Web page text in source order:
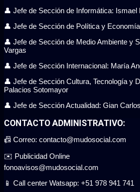
👤 Jefe de Sección de Informática: Ismael
👤 Jefe de Sección de Política y
👤 Jefe de Sección de Medio Ambiente y
Vargas
👤 Jefe de Sección Internacional: María
👤 Jefe de Sección Cultura, Tecnología y
Palacios Sotomayor
👤 Jefe de Sección Actualidad: Gian
CONTACTO ADMINISTRATIVO:
📠 Correo: contacto@mudosocial.com
✉️ Publicidad Online
fonoavisos@mudosocial.com
📱 Call center Watsapp: +51 978 941 741